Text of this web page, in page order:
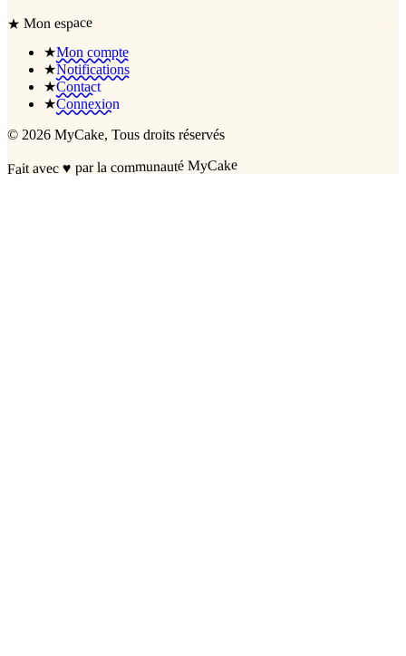
★Mon espace
★Mon compte
★Notifications
★Contact
★Connexion
© 2026 MyCake, Tous droits réservés
Fait avec♥ par la communauté MyCake